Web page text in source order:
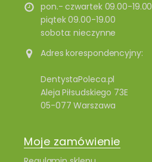
pon.- czwartek 09.00-19.00
piątek 09.00-19.00
sobota: nieczynne
Adres korespondencyjny:
DentystaPoleca.pl
Aleja Piłsudskiego 73E
05-077 Warszawa
Moje zamówienie